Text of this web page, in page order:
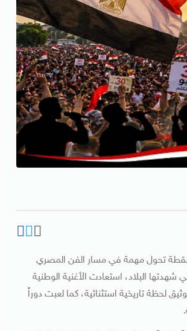
بل مثلت نقطة تحول مهمة في مسار الفن المصري
البلاد، استعادت الأغنية الوطنية
لحظة تاريخية استثنائية، كما لعبت دوراً